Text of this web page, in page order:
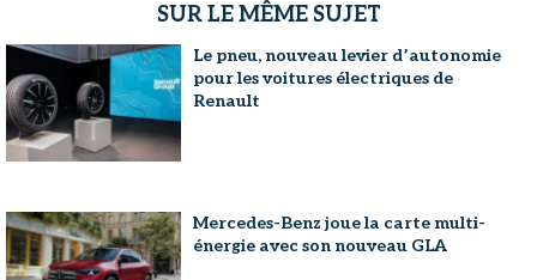
SUR LE MÊME SUJET
Le pneu, nouveau levier d’autonomie
pour les voitures électriques de
Renault
Mercedes-Benz joue la carte multi-
énergie avec son nouveau GLA